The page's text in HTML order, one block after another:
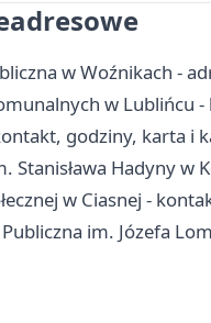
w Woźnikach -
w Lublińcu
godziny, karta i
Stanisława Hadyny
w Ciasnej -
im. Józefa